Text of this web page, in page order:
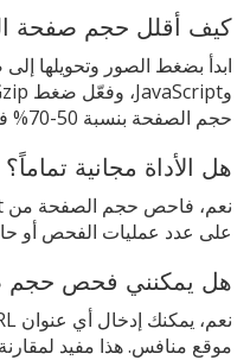
كيف أقلل حجم صفحة
حجم الصفحة بنسبة 50-70% في معظم الحالات.
هل الأداة مجانية تماماً؟
على عدد عمليات الفحص أو
هل يمكنني فحص حجم
موقع منافس. هذا مفيد